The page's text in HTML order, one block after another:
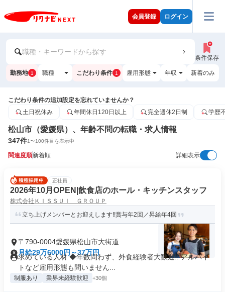
会員登録 ログイン
職種・キーワードから探す
条件保存
勤務地 1 職種 こだわり条件 1 雇用形態 年収 新着のみ
こだわり条件の追加設定を忘れていませんか？
土日祝休み
年間休日120日以上 完全週休2日制 学歴
松山市（愛媛県）、年齢不問の転職・求人情報
347件1〜100件目を表示中
関連度順新着順 詳細表示
正社員
2026年10月OPEN|飲食店のホール・キッチンスタッフ
株式会社ＫＩＳＳＵＩ ＧＲＯＵＰ
立ち上げメンバーとお迎えします!!賞与年2回／昇給年4回
〒790-0004愛媛県松山市大街道
月給29万6000円～37万円
求めている人材 ◆年数問わず、外食経験者大歓迎!! アルバイ
トなど雇用形態も問いません...
制服あり 業界未経験歓迎 +30個